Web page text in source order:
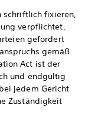
schriftlich fixieren,
verpflichtet,
gefordert
gemäß
Act ist der
und endgültig
jedem Gericht
Zuständigkeit